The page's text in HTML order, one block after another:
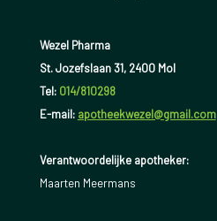
Wezel Pharma
St. Jozefslaan 31, 2400 Mol
Tel: 014/810298
E-mail: apotheekwezel@gmail.com
Verantwoordelijke apotheker:
Maarten Meermans